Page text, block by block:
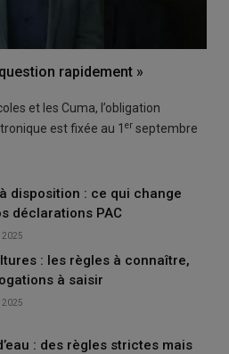
rapidement »
et les Cuma, l’obligation
est fixée au 1 er septembre
disposition : ce qui change
déclarations PAC
2025
: les règles à connaître,
à saisir
2025
: des règles strictes mais